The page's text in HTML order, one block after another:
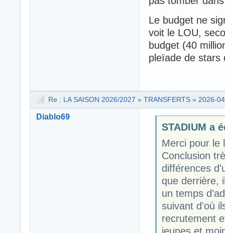
Le budget ne
voit le LOU,
budget (40
pleïade de stars
Re : LA SAISON 2026/2027 » TRANSFERTS » 2026-
Diablo69
STADIUM a
Merci pour le
Conclusion
différences
que derrière,
un temps
suivant d'où
recrutement